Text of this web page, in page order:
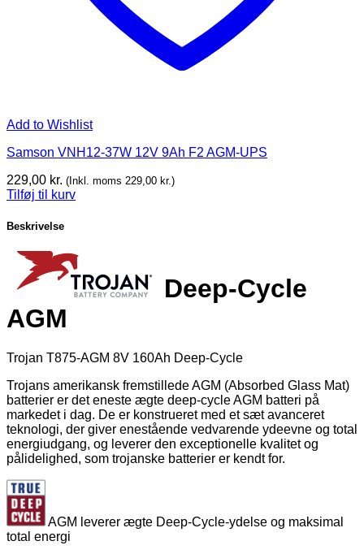
Add to Wishlist
Samson VNH12-37W 12V 9Ah F2 AGM-UPS
229,00 kr. (Inkl. moms 229,00 kr.)
Tilføj til kurv
Beskrivelse
Deep-Cycle
AGM
Trojan T875-AGM 8V 160Ah Deep-Cycle
Trojans amerikansk fremstillede AGM (Absorbed Glass Mat)
batterier er det eneste ægte deep-cycle AGM batteri på
markedet i dag. De er konstrueret med et sæt avanceret
teknologi, der giver enestående vedvarende ydeevne og total
energiudgang, og leverer den exceptionelle kvalitet og
pålidelighed, som trojanske batterier er kendt for.
AGM leverer ægte Deep-Cycle-ydelse og maksimal
total energi